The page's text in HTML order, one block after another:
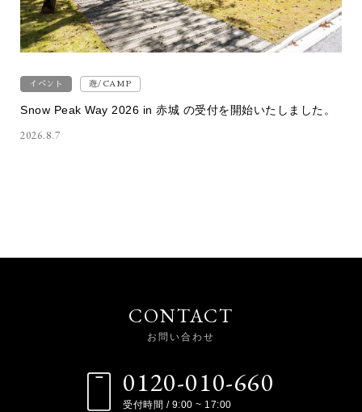
イベント 遊/CAMP
Snow Peak Way 2026 in 赤城 の受付を開始いたしました。
2026.8.7
CONTACT
お問い合わせ
0120-010-660
受付時間 / 9:00 ~ 17:00